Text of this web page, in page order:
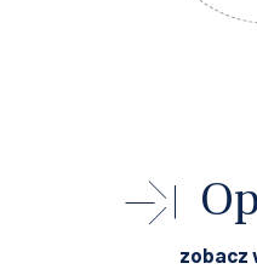
zobacz